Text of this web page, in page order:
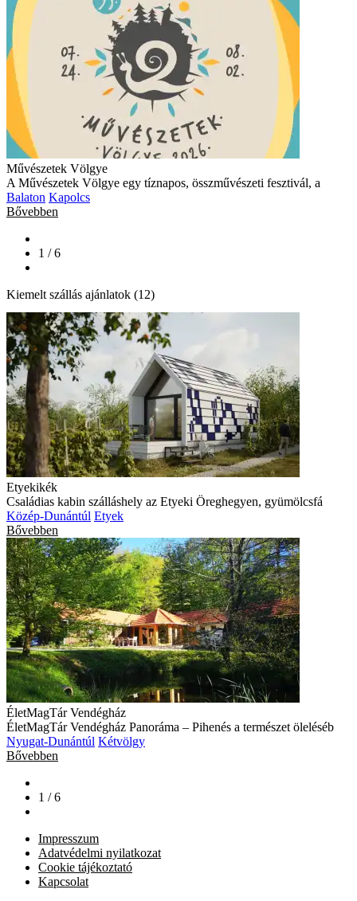
Művészetek Völgye
A Művészetek Völgye egy tíznapos, összművészeti fesztivál, a
Balaton Kapolcs
Bővebben
1 / 6
Kiemelt szállás ajánlatok (12)
Etyekikék
Családias kabin szálláshely az Etyeki Öreghegyen, gyümölcsfá
Közép-Dunántúl Etyek
Bővebben
ÉletMagTár Vendégház
ÉletMagTár Vendégház Panoráma – Pihenés a természet öleléséb
Nyugat-Dunántúl Kétvölgy
Bővebben
1 / 6
Impresszum
Adatvédelmi nyilatkozat
Cookie tájékoztató
Kapcsolat